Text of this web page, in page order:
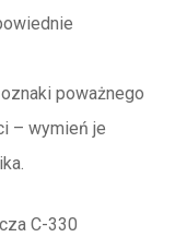
poważnego
– wymień je
C-330